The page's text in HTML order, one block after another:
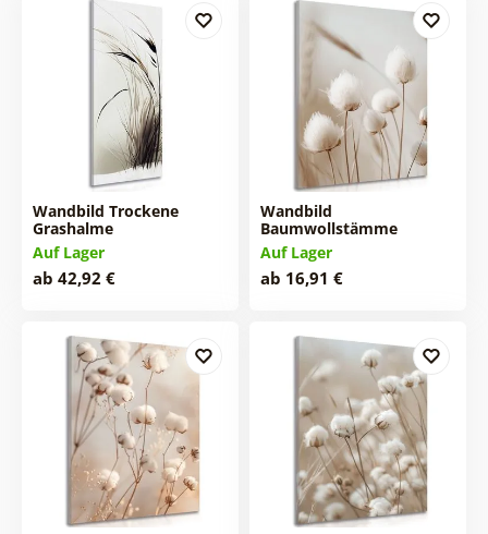
Wandbild Trockene
Grashalme
Auf Lager
ab 42,92 €
Wandbild
Baumwollstämme
Auf Lager
ab 16,91 €